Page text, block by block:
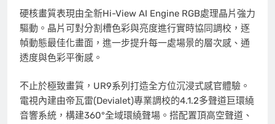
硬核畫質表現由全新Hi-View AI Engine RGB處理晶片強力
驅動。晶片可對分割槽色彩與亮度進行實時協同調校，逐
幀動態最佳化畫面，進一步提升每一處場景的層次感、通
透度與色彩平衡感。
不止於極致畫質，UR9系列打造全方位沉浸式感官體驗。
電視內建由帝瓦雷(Devialet)專業調校的4.1.2多聲道巨環繞
音響系統，構建360°全域環繞聲場。搭配置頂高空聲道、